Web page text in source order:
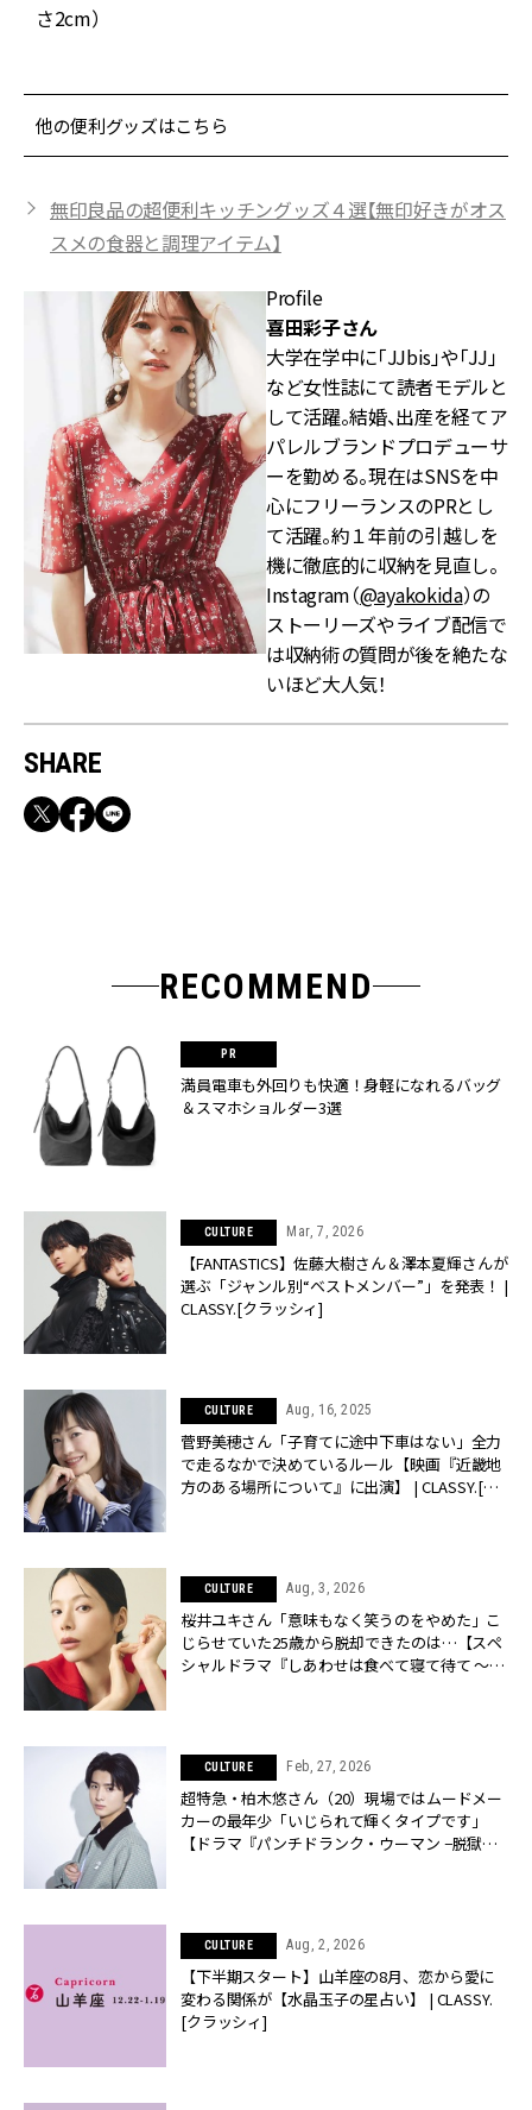
さ2cm）
他の便利グッズはこちら
無印良品の超便利キッチングッズ４選【無印好きがオス
スメの食器と調理アイテム】
Profile
喜田彩子さん
大学在学中に「JJbis」や「JJ」
など女性誌にて読者モデルと
して活躍。結婚、出産を経てア
パレルブランドプロデューサ
ーを勤める。現在はSNSを中
心にフリーランスのPRとし
て活躍。約１年前の引越しを
機に徹底的に収納を見直し。
Instagram（@ayakokida）の
ストーリーズやライブ配信で
は収納術の質問が後を絶たな
いほど大人気！
SHARE
RECOMMEND
満員電車も外回りも快適！身軽になれるバッグ
＆スマホショルダー3選
CULTURE Mar, 7, 2026
【FANTASTICS】佐藤大樹さん＆澤本夏輝さんが
選ぶ「ジャンル別“ベストメンバー”」を発表！ |
CLASSY.[クラッシィ]
CULTURE Aug, 16, 2025
菅野美穂さん「子育てに途中下車はない」全力
で走るなかで決めているルール【映画『近畿地
方のある場所について』に出演】 | CLASSY.[ク
CULTURE Aug, 3, 2026
桜井ユキさん「意味もなく笑うのをやめた」こ
じらせていた25歳から脱却できたのは…【スペ
シャルドラマ『しあわせは食べて寝て待て ～早
CULTURE Feb, 27, 2026
超特急・柏木悠さん（20）現場ではムードメー
カーの最年少「いじられて輝くタイプです」
【ドラマ『パンチドランク・ウーマン −脱獄ま
CULTURE Aug, 2, 2026
【下半期スタート】山羊座の8月、恋から愛に
変わる関係が【水晶玉子の星占い】 | CLASSY.
[クラッシィ]